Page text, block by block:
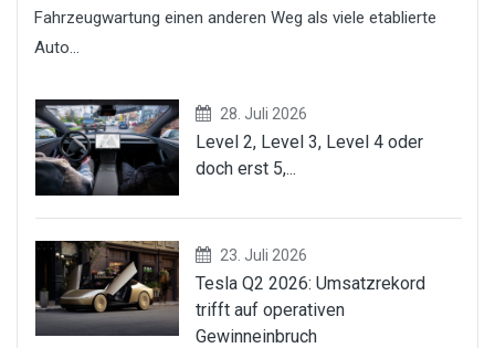
Fahrzeugwartung einen anderen Weg als viele etablierte
Auto...
28. Juli 2026
Level 2, Level 3, Level 4 oder
doch erst 5,...
23. Juli 2026
Tesla Q2 2026: Umsatzrekord
trifft auf operativen
Gewinneinbruch